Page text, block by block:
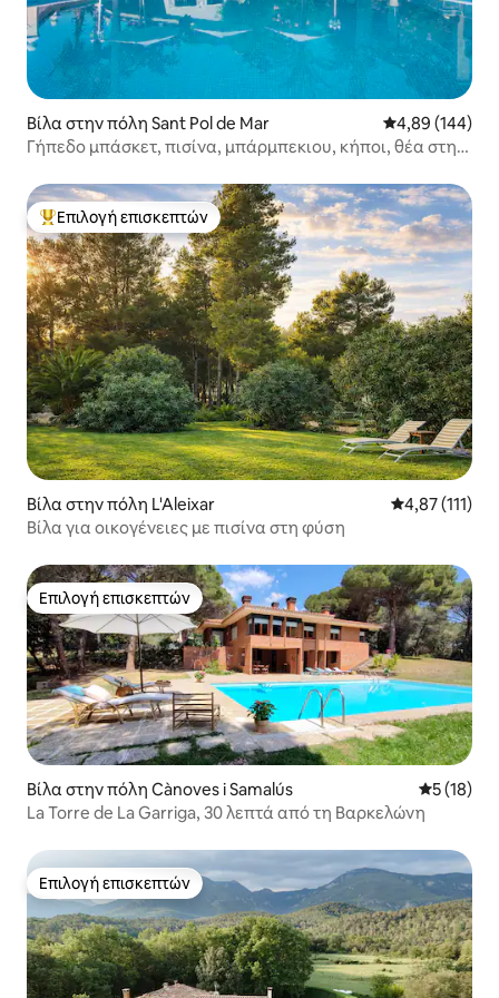
Βίλα στην πόλη Sant Pol de Mar Μέση
4,89 (144)
Γήπεδο μπάσκετ, πισίνα, μπάρμπεκιου, κήποι, θέα στη
Κορυφαία επιλογή επισκεπτών
Επιλογή επισκεπτών
Βίλα στην πόλη L'Aleixar Μέση
4,87 (111)
Βίλα για οικογένειες με πισίνα στη φύση
Επιλογή επισκεπτών
Επιλογή επισκεπτών
Βίλα στην πόλη Cànoves i Samalús Μέση
5 (18)
La Torre de La Garriga, 30 λεπτά από τη Βαρκελώνη
Επιλογή επισκεπτών
Επιλογή επισκεπτών